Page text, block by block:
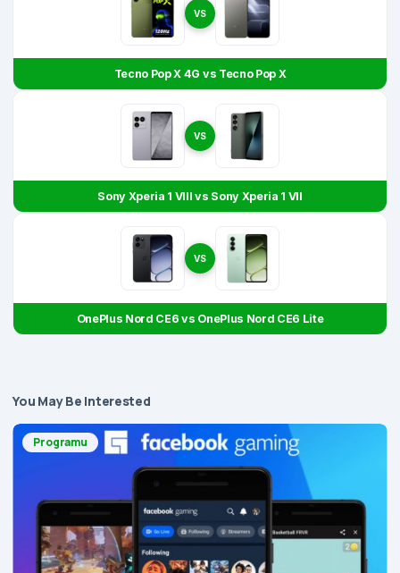
VS
Tecno Pop X 4G vs Tecno Pop X
VS
Sony Xperia 1 VIII vs Sony Xperia 1 VII
VS
OnePlus Nord CE6 vs OnePlus Nord CE6 Lite
You May Be Interested
Programu